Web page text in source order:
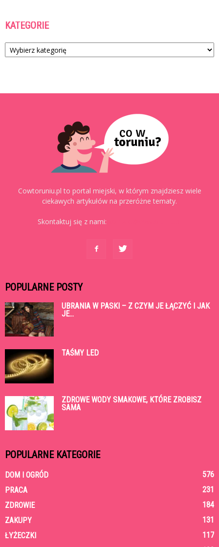
KATEGORIE
Kategorie
Cowtoruniu.pl to portal miejski, w którym znajdziesz wiele
ciekawych artykułów na przeróżne tematy.
Skontaktuj się z nami:
POPULARNE POSTY
UBRANIA W PASKI – Z CZYM JE ŁĄCZYĆ I JAK
JE...
TAŚMY LED
ZDROWE WODY SMAKOWE, KTÓRE ZROBISZ
SAMA
POPULARNE KATEGORIE
DOM I OGRÓD
576
PRACA
231
ZDROWIE
184
ZAKUPY
131
ŁYŻECZKI
117